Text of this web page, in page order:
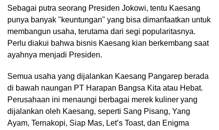
Sebagai putra seorang Presiden Jokowi, tentu Kaesang
punya banyak "keuntungan" yang bisa dimanfaatkan untuk
membangun usaha, terutama dari segi popularitasnya.
Perlu diakui bahwa bisnis Kaesang kian berkembang saat
ayahnya menjadi Presiden.
Semua usaha yang dijalankan Kaesang Pangarep berada
di bawah naungan PT Harapan Bangsa Kita atau Hebat.
Perusahaan ini menaungi berbagai merek kuliner yang
dijalankan oleh Kaesang, seperti Sang Pisang, Yang
Ayam, Ternakopi, Siap Mas, Let’s Toast, dan Enigma